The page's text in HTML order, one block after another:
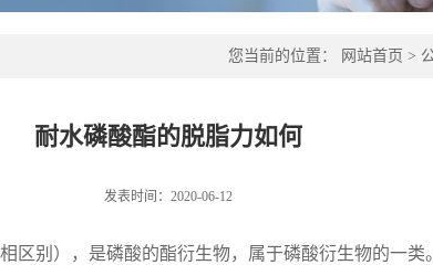
您当前的位置： 网站首页 >
耐水磷酸酯的脱脂力如何
发表时间：2020-06-12
区别），是磷酸的酯衍生物，属于磷酸衍生物的一类